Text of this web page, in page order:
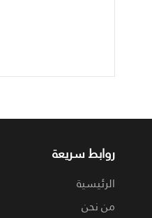
روابط سريعة
الرئيسية
من نحن